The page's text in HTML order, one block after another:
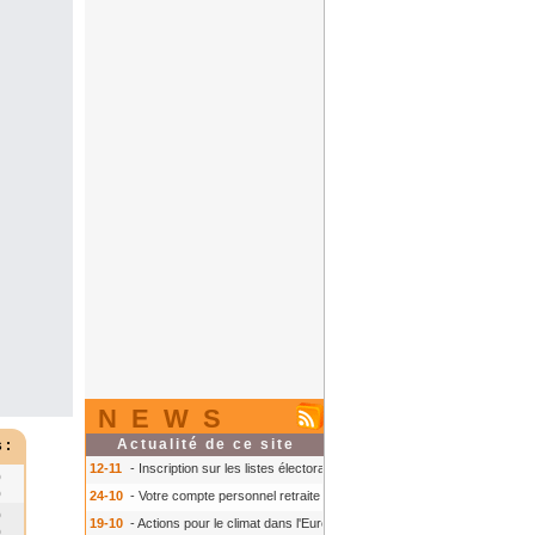
NEWS
Actualité de ce site
12-11 - Inscription sur les listes électorales : comment faire ?
24-10 - Votre compte personnel retraite sur info-retraite.fr
19-10 - Actions pour le climat dans l'Europe
: